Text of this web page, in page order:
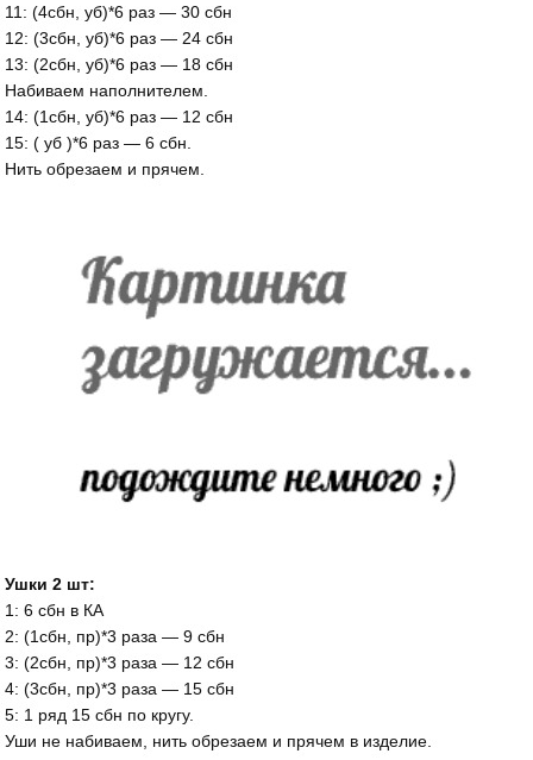
11: (4сбн, уб)*6 раз — 30 сбн
12: (3сбн, уб)*6 раз — 24 сбн
13: (2сбн, уб)*6 раз — 18 сбн
Набиваем наполнителем.
14: (1сбн, уб)*6 раз — 12 сбн
15: ( уб )*6 раз — 6 сбн.
Нить обрезаем и прячем.
Ушки 2 шт:
1: 6 сбн в КА
2: (1сбн, пр)*3 раза — 9 сбн
3: (2сбн, пр)*3 раза — 12 сбн
4: (3сбн, пр)*3 раза — 15 сбн
5: 1 ряд 15 сбн по кругу.
Уши не набиваем, нить обрезаем и прячем в изделие.